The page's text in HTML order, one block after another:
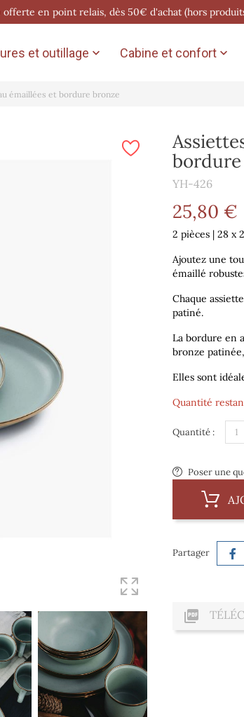
offerte en point relais, dès 50€ d'achat (hors
et outillage  Cabine et confort 
émaillées et bordure bronze
YH-426
25,80 €
2 pièces | 28 x
Ajoutez une
émaillé
Chaque
patiné.
La bordure en
bronze
Elles sont
Quantité
Quantité :
Poser une
Partager
